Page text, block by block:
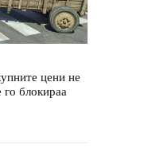
цени не
блокираа